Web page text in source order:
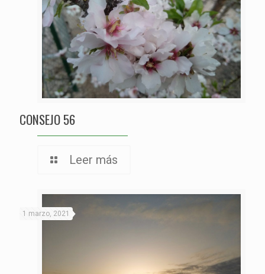
CONSEJO 56
Leer más
1 marzo, 2021